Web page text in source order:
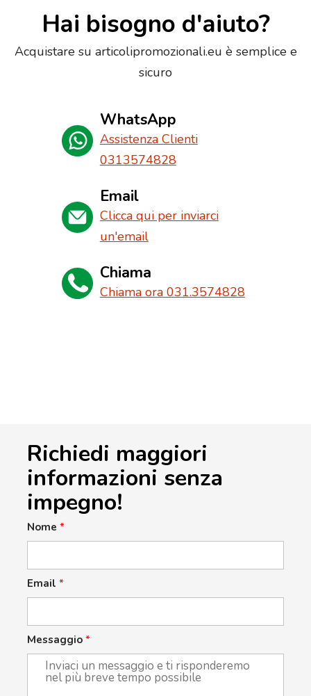
Hai bisogno d'aiuto?
Acquistare su articolipromozionali.eu è semplice e
sicuro
WhatsApp
Assistenza Clienti
0313574828
Email
Clicca qui per inviarci
un'email
Chiama
Chiama ora 031.3574828
Richiedi maggiori
informazioni senza
impegno!
Nome *
Email *
Messaggio *